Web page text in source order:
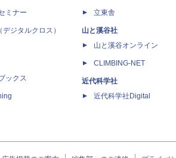
ミナー
デジタルクロス）
ックス
立東舎
山と溪谷社
山と溪谷オンライン
CLIMBING-NET
近代科学社
近代科学社Digital